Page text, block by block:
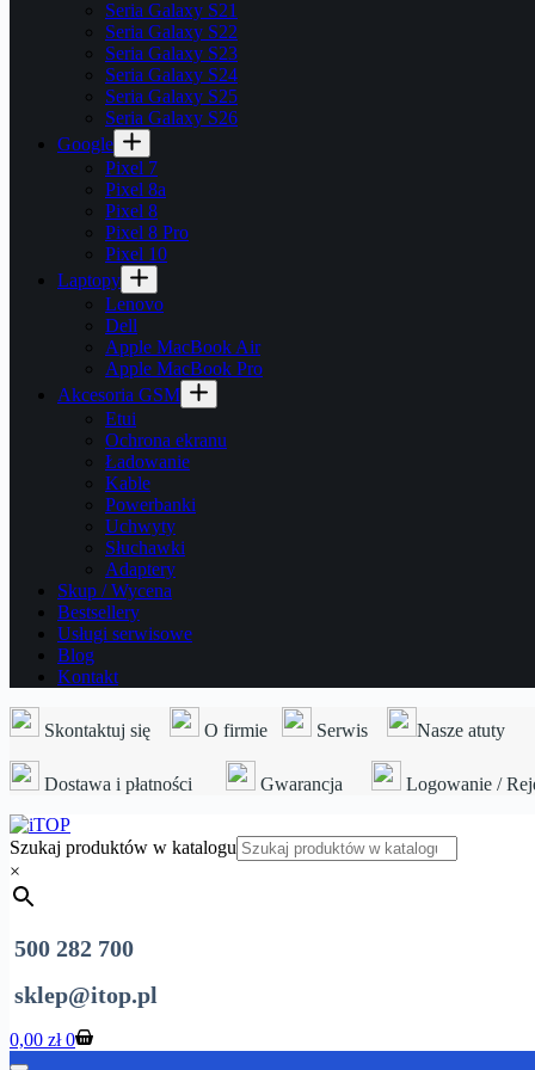
Seria Galaxy S21
Seria Galaxy S22
Seria Galaxy S23
Seria Galaxy S24
Seria Galaxy S25
Seria Galaxy S26
Google
Pixel 7
Pixel 8a
Pixel 8
Pixel 8 Pro
Pixel 10
Laptopy
Lenovo
Dell
Apple MacBook Air
Apple MacBook Pro
Akcesoria GSM
Etui
Ochrona ekranu
Ładowanie
Kable
Powerbanki
Uchwyty
Słuchawki
Adaptery
Skup / Wycena
Bestsellery
Usługi serwisowe
Blog
Kontakt
Skontaktuj się O firmie Serwis Nasze atuty
Dostawa i płatności Gwarancja Logowanie /
Szukaj produktów w katalogu
×
500 282 700
sklep@itop.pl
Koszyk
0,00 zł 0